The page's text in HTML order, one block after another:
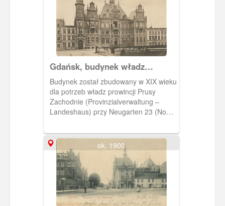
Gdańsk, budynek władz
prowincji Prusy Zachodnie,
Landeshaus
Budynek został zbudowany w XIX wieku
dla potrzeb władz prowincji Prusy
Zachodnie (Provinzialverwaltung –
Landeshaus) przy Neugarten 23 (Nowe
gdańskiego. Obecnie parking przy
siedzibie Komendy Miejskiej Policji.
ok. 1900